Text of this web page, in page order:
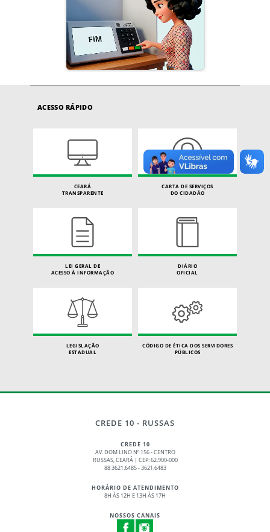
ACESSO RÁPIDO
CEARÁ
TRANSPARENTE
CARTA DE SERVIÇOS
DO CIDADÃO
LEI GERAL DE
ACESSO À INFORMAÇÃO
DIÁRIO
OFICIAL
LEGISLAÇÃO
ESTADUAL
CÓDIGO DE ÉTICA DOS SERVIDORES
PÚBLICOS
CREDE 10 - RUSSAS
CREDE 10
AV. DOM LINO Nº 156 - CENTRO
RUSSAS, CEARÁ | CEP: 62.900-000
88 3621.6485 - 3621.6483
HORÁRIO DE ATENDIMENTO
8H ÀS 12H E 13H ÀS 17H
NOSSOS CANAIS